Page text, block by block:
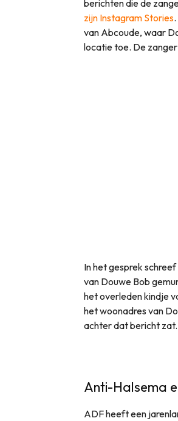
berichten die de
zijn Instagram Stories
van Abcoude, waar
locatie toe. De
In het gesprek
van Douwe Bob
het overleden kindje
het woonadres van
achter dat bericht zat.
Anti-Halsema
ADF heeft een